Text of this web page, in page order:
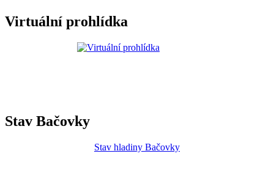
Virtuální prohlídka
Stav Bačovky
Stav hladiny Bačovky